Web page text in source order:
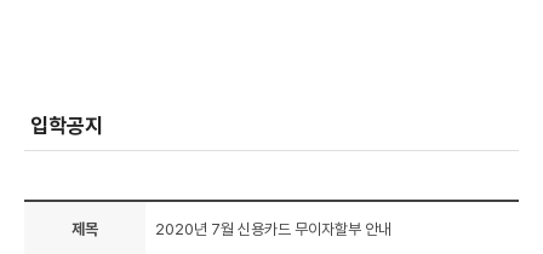
입학공지
제목 2020년 7월 신용카드 무이자할부 안내